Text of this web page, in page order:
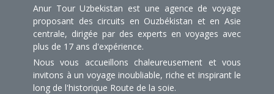
Anur Tour Uzbekistan est une agence de voyage
proposant des circuits en Ouzbékistan et en Asie
centrale, dirigée par des experts en voyages avec
plus de 17 ans d'expérience.
Nous vous accueillons chaleureusement et vous
invitons à un voyage inoubliable, riche et inspirant le
long de l'historique Route de la soie.